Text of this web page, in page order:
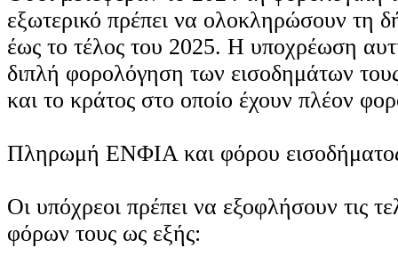
εξωτερικό πρέπει να ολοκληρώσουν τη
έως το τέλος του 2025. Η υποχρέωση
διπλή φορολόγηση των εισοδημάτων
και το κράτος στο οποίο έχουν πλέον
Πληρωμή ΕΝΦΙΑ και φόρου
Οι υπόχρεοι πρέπει να εξοφλήσουν τις
φόρων τους ως εξής: